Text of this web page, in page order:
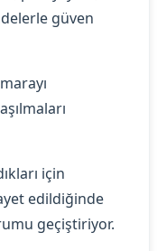
güven
için
edildiğinde
geçiştiriyor.